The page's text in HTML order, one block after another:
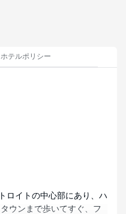
ホテルポリシー
ロイトの中心部にあり、ハ
ウンまで歩いてすぐ、フ